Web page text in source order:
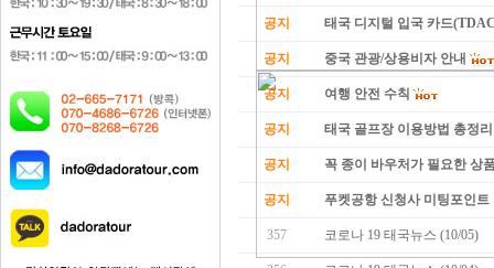
공지 태국 디지털 입국 카드
공지 중국 관광/상용비자 안내
공지 여행 안전 수칙
공지 태국 골프장 이용방법 총정리
공지 꼭 종이 바우처가 필요한 상
공지 푸켓공항 신청사 미팅포인트
357 코로나 19 태국뉴스 (10/05)